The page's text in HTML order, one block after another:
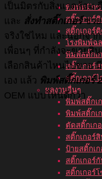
พิมพ์หมึกข
สติ๊กเกอร์
สติ๊กเกอร์
โรงพิมพ์ฉ
พิมพ์สติ๊กเ
สติ๊กเกอร์
สติ๊กเกอร์
ผลงานอื่นๆ
พิมพ์สติ๊กเ
พิมพ์สติ๊กเ
ตัดสติ๊กเก
สติ๊กเกอร์
ป้ายสติ๊กเก
สติ๊กเกอร์
สติ๊กเกอร์
เป็นมิตรกับสิ่งแวดล้อม
และ สั่งทำสติ๊กเกอร์ช่ว
จริงใช่ไหม และนอกจา
เพื่อนๆ ที่กำลังจะขายสิ
เลือกสินค้าไหนไปขาย
เอง แล้ว พิมพ์สติ๊กเกอร์
OEM แบบไหนดีกว่า